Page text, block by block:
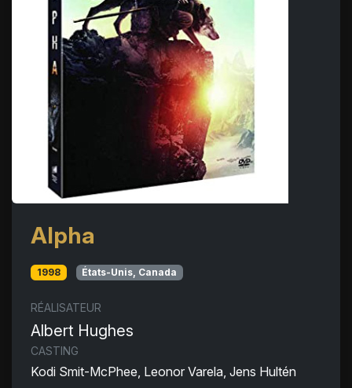
Alpha
1998 États-Unis, Canada
RÉALISATEUR
Albert Hughes
CASTING
Kodi Smit-McPhee, Leonor Varela, Jens Hultén